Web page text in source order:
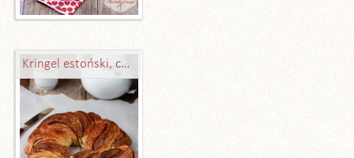
Kringel estoński, czyli wieniec drożdżowy z cynamonem lub marcepanem